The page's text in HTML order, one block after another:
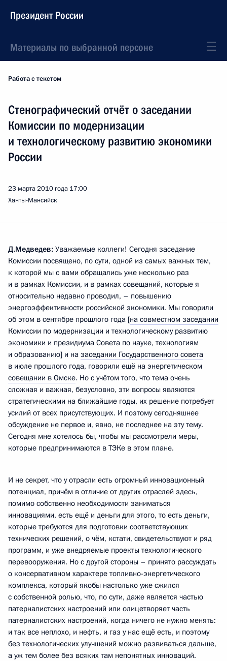
Президент России
Материалы по выбранной персоне
Работа с текстом
Стенографический отчёт о заседании
Комиссии по модернизации
и технологическому развитию экономики
России
23 марта 2010 года 17:00
Ханты-Мансийск
Д.Медведев: Уважаемые коллеги! Сегодня заседание
Комиссии посвящено, по сути, одной из самых важных тем,
к которой мы с вами обращались уже несколько раз
и в рамках Комиссии, и в рамках совещаний, которые я
относительно недавно проводил, – повышению
энергоэффективности российской экономики. Мы говорили
об этом в сентябре прошлого года [на совместном заседании
Комиссии по модернизации и технологическому развитию
экономики и президиума Совета по науке, технологиям
и образованию] и на заседании Государственного совета
в июле прошлого года, говорили ещё на энергетическом
совещании в Омске. Но с учётом того, что тема очень
сложная и важная, безусловно, эти вопросы являются
стратегическими на ближайшие годы, их решение потребует
усилий от всех присутствующих. И поэтому сегодняшнее
обсуждение не первое и, явно, не последнее на эту тему.
Сегодня мне хотелось бы, чтобы мы рассмотрели меры,
которые предпринимаются в ТЭКе в этом плане.
И не секрет, что у отрасли есть огромный инновационный
потенциал, причём в отличие от других отраслей здесь,
помимо собственно необходимости заниматься
инновациями, есть ещё и деньги для этого, то есть деньги,
которые требуются для подготовки соответствующих
технических решений, о чём, кстати, свидетельствуют и ряд
программ, и уже внедряемые проекты технологического
перевооружения. Но с другой стороны – принято рассуждать
о консервативном характере топливно-энергетического
комплекса, который якобы настолько уже сжился
с собственной ролью, что, по сути, даже является частью
патерналистских настроений или олицетворяет часть
патерналистских настроений, когда ничего не нужно менять:
и так все неплохо, и нефть, и газ у нас ещё есть, и поэтому
без технологических улучшений можно развиваться дальше,
а уж тем более без всяких там непонятных инноваций.